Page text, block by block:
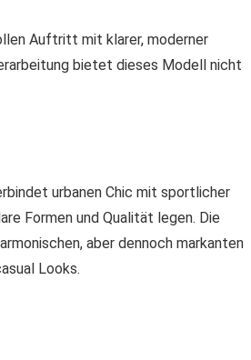
Auftritt mit klarer, moderner
bietet dieses Modell nicht
urbanen Chic mit sportlicher
Formen und Qualität legen. Die
aber dennoch markanten
Looks.